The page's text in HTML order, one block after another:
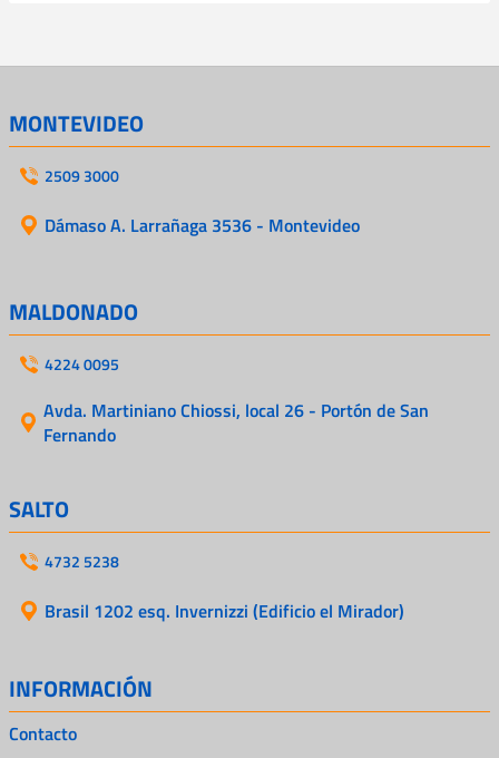
MONTEVIDEO
2509 3000
Dámaso A. Larrañaga 3536 - Montevideo
MALDONADO
4224 0095
Avda. Martiniano Chiossi, local 26 - Portón de San
Fernando
SALTO
4732 5238
Brasil 1202 esq. Invernizzi (Edificio el Mirador)
INFORMACIÓN
Contacto